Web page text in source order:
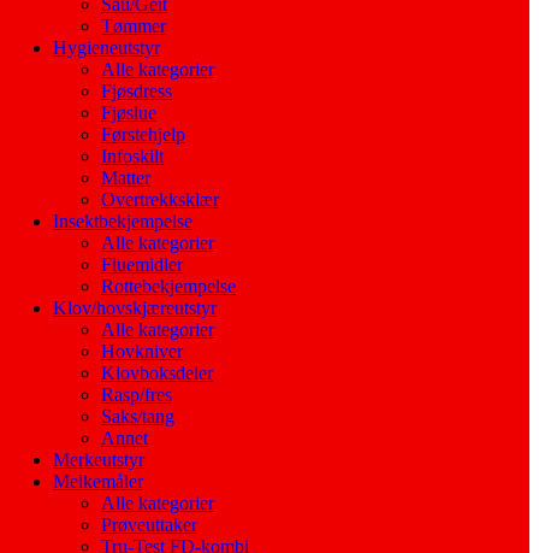
Sau/Geit
Tømmer
Hygieneutstyr
Alle kategorier
Fjøsdress
Fjøslue
Førstehjelp
Infoskilt
Matter
Overtrekksklær
Insektbekjempelse
Alle kategorier
Fluemidler
Rottebekjempelse
Klov/hovskjæreutstyr
Alle kategorier
Hovkniver
Klovboksdeler
Rasp/fres
Saks/tang
Annet
Merkeutstyr
Melkemåler
Alle kategorier
Prøveuttaker
Tru-Test FD-kombi